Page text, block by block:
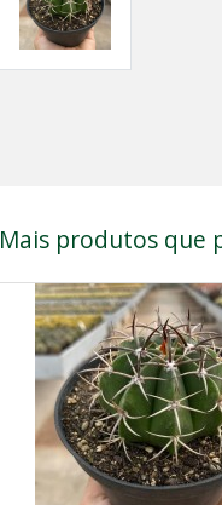
Mais produtos que